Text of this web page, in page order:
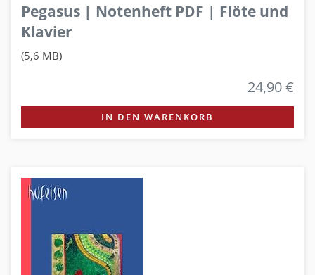
Pegasus | Notenheft PDF | Flöte und
Klavier
(5,6 MB)
24,90 €
IN DEN WARENKORB